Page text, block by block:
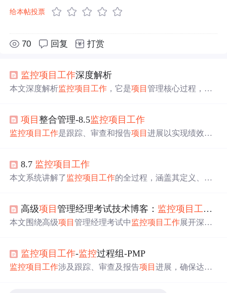
给本帖投票
70 回复 打赏
监控项目 工作深度解析
本文深度解析监控项目 工作 ，它是项目管理核心过程，能
实战应用，还给出记忆策略、警示常见误区，并提及敏捷
环境下的 监控方法。
项目整合管理-8.5监控项目 工作
监控项目 工作是跟踪、审查和报告项目进展以实现绩效目
目 管理计划、项目文件等，运用专家判断、数据分析等工
具技术，输出工作绩效报告、变更请求等。
8.7 监控项目工作
本文系统讲解了监控项目 工作的全过程，涵盖其定义、作
报告的生成。强调该过程作为执行与决策之间的桥梁，确
保项目始终对齐商业目标。
高级项目管理经理考试技术博客： 监控项目工作
本文围绕高级项目管理经理考试中监控项目 工作展开深度
考题精解、实战应用案例、记忆强化策略、常见误区警示
及敏捷环境下的监控方法。
监控项目工作-监控过程组-PMP
监控项目工作涉及跟踪、审查及报告项目进展，确保达成